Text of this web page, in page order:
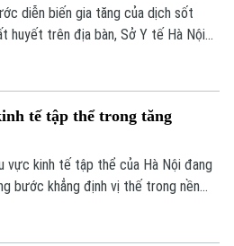
diễn biến gia tăng của dịch sốt
huyết trên địa bàn, Sở Y tế Hà Nội
lập các đoàn kiểm tra, giám sát
tế tập thể trong tăng
vực kinh tế tập thể của Hà Nội đang
bước khẳng định vị thế trong nền